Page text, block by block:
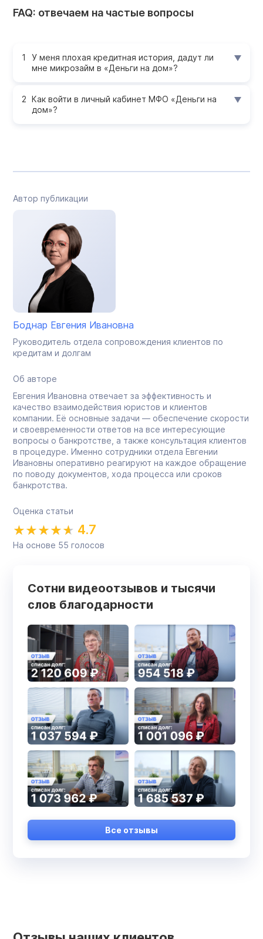
FAQ: отвечаем на частые вопросы
У меня плохая кредитная история, дадут ли
мне микрозайм в «Деньги на дом»?
Как войти в личный кабинет МФО «Деньги на
дом»?
Автор публикации
Боднар Евгения Ивановна
Руководитель отдела сопровождения клиентов по
кредитам и долгам
Об авторе
Евгения Ивановна отвечает за эффективность и
качество взаимодействия юристов и клиентов
компании. Её основные задачи — обеспечение скорости
и своевременности ответов на все интересующие
вопросы о банкротстве, а также консультация клиентов
в процедуре. Именно сотрудники отдела Евгении
Ивановны оперативно реагируют на каждое обращение
по поводу документов, хода процесса или сроков
банкротства.
Оценка статьи
4.7
На основе 55 голосов
Сотни видеоотзывов и тысячи
слов благодарности
Все отзывы